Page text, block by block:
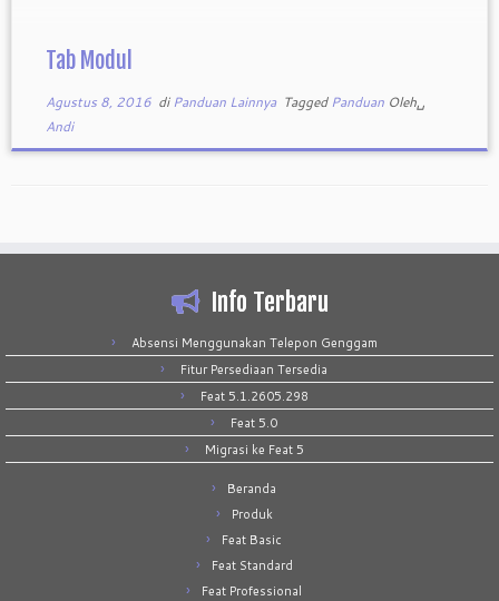
Tab Modul
Agustus 8, 2016di Panduan Lainnya Tagged Panduan Oleh␣
Andi
Info Terbaru
Absensi Menggunakan Telepon Genggam
Fitur Persediaan Tersedia
Feat 5.1.2605.298
Feat 5.0
Migrasi ke Feat 5
Beranda
Produk
Feat Basic
Feat Standard
Feat Professional